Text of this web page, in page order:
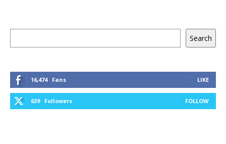
Search
16,474 Fans LIKE
639 Followers FOLLOW